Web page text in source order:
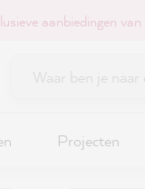
aanbiedingen van
Projecten